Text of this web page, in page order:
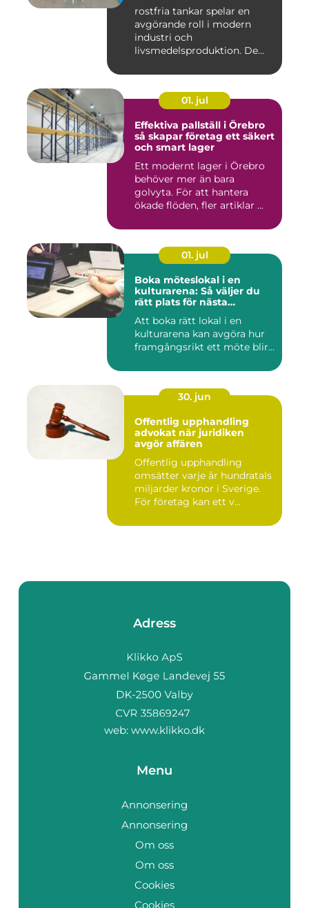
rostfria tankar spelar en
avgörande roll i modern
industri och
livsmedelsproduktion. De
01. jul
Effektiva pallställ i Örebro
så skapar företag ett säkert
och smart lager
Ett modernt lager i Örebro
behöver mer än bara
golvyta. För att hantera
ökade flöden, fler artiklar ...
01. jul
Boka möteslokal i en
kulturarena: Så väljer du
rätt plats för nästa
Att boka rätt lokal i en
kulturarena kan avgöra hur
framgångsrikt ett möte blir...
30. jun
Offentlig upphandling
advokat när juridiken
avgör affären
Offentlig upphandling
omsätter varje år hundratals
miljarder kronor i Sverige.
För företag kan ett v...
Adress
web: www.klikko.dk
Menu
Annonsering
Annonsering
Om oss
Om oss
Cookies
Cookies